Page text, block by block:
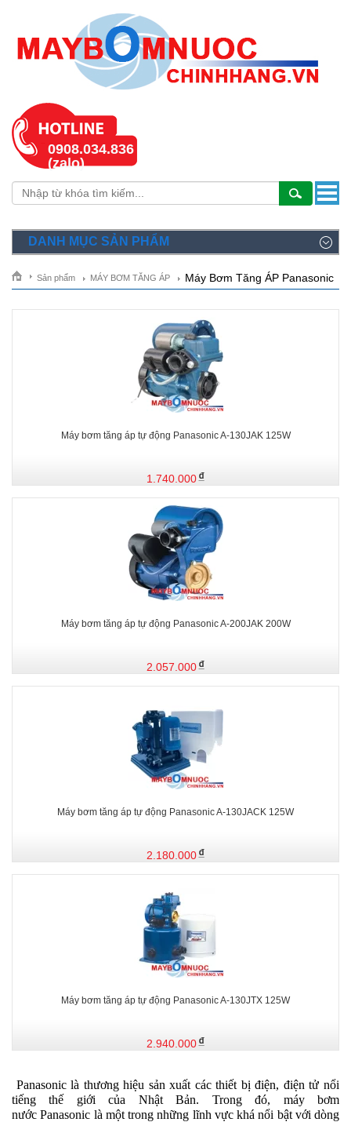
0908.034.836
(zalo)
DANH MỤC SẢN PHẨM
Sản phẩm MÁY BƠM TĂNG ÁP Máy Bơm Tăng ÁP Panasonic
Máy bơm tăng áp tự động Panasonic A-130JAK 125W
1.740.000
Máy bơm tăng áp tự động Panasonic A-200JAK 200W
2.057.000
Máy bơm tăng áp tự động Panasonic A-130JACK 125W
2.180.000
Máy bơm tăng áp tự động Panasonic A-130JTX 125W
2.940.000
Panasonic là thương hiệu sản xuất các thiết bị điện, điện tử nổi
tiếng thế giới của Nhật Bản. Trong đó, máy bơm
nướcPanasonic là một trong những lĩnh vực khá nổi bật với dòng